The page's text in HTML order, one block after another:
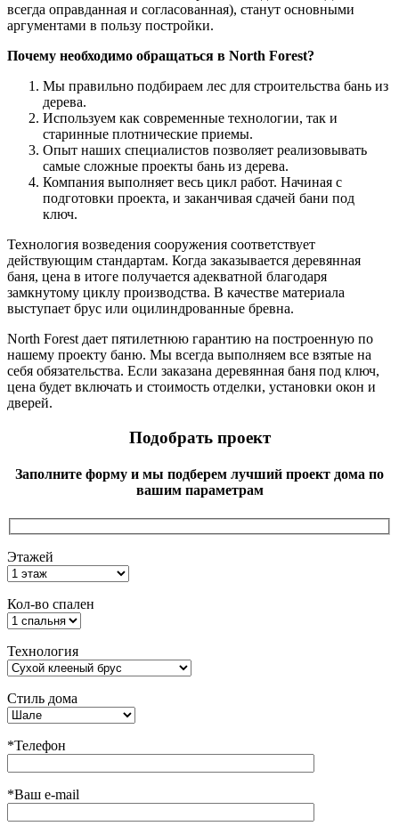
всегда оправданная и согласованная), станут основными
аргументами в пользу постройки.
Почему необходимо обращаться в North Forest?
Мы правильно подбираем лес для строительства бань из
дерева.
Используем как современные технологии, так и
старинные плотнические приемы.
Опыт наших специалистов позволяет реализовывать
самые сложные проекты бань из дерева.
Компания выполняет весь цикл работ. Начиная с
подготовки проекта, и заканчивая сдачей бани под
ключ.
Технология возведения сооружения соответствует
действующим стандартам. Когда заказывается деревянная
баня, цена в итоге получается адекватной благодаря
замкнутому циклу производства. В качестве материала
выступает брус или оцилиндрованные бревна.
North Forest дает пятилетнюю гарантию на построенную по
нашему проекту баню. Мы всегда выполняем все взятые на
себя обязательства. Если заказана деревянная баня под ключ,
цена будет включать и стоимость отделки, установки окон и
дверей.
Подобрать проект
Заполните форму и мы подберем лучший проект дома по
вашим параметрам
Этажей
Кол-во спален
Технология
Стиль дома
*Телефон
*Ваш e-mail